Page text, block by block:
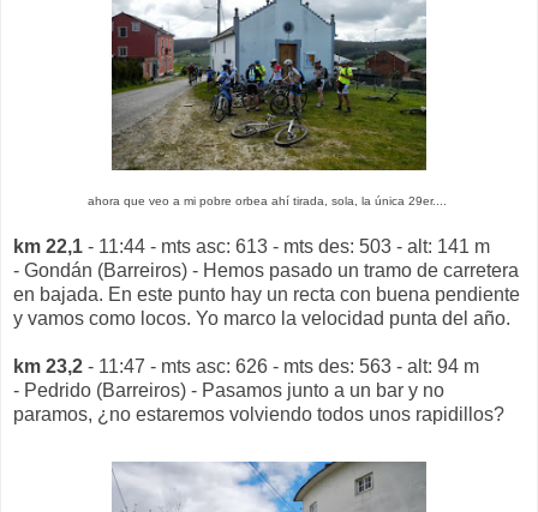
ahora que veo a mi pobre orbea ahí tirada, sola, la única 29er....
km 22,1 - 11:44 - mts asc: 613 - mts des: 503 - alt: 141 m
- Gondán (Barreiros) - Hemos pasado un tramo de carretera
en bajada. En este punto hay un recta con buena pendiente
y vamos como locos. Yo marco la velocidad punta del año.
km 23,2 - 11:47 - mts asc: 626 - mts des: 563 - alt: 94 m
- Pedrido (Barreiros) - Pasamos junto a un bar y no
paramos, ¿no estaremos volviendo todos unos rapidillos?